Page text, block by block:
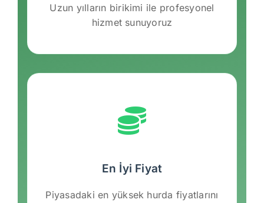
Uzun yılların birikimi ile profesyonel
hizmet sunuyoruz
En İyi Fiyat
Piyasadaki en yüksek hurda fiyatlarını